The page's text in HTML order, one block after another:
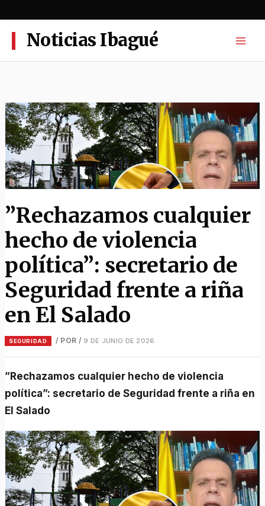
al
contenidoNoticias Ibagué
”Rechazamos cualquier
hecho de violencia
política”: secretario de
Seguridad frente a riña
en El Salado
SEGURIDAD / POR / 9 DE JUNIO DE 2026
”Rechazamos cualquier hecho de violencia
política”: secretario de Seguridad frente a riña en
El Salado